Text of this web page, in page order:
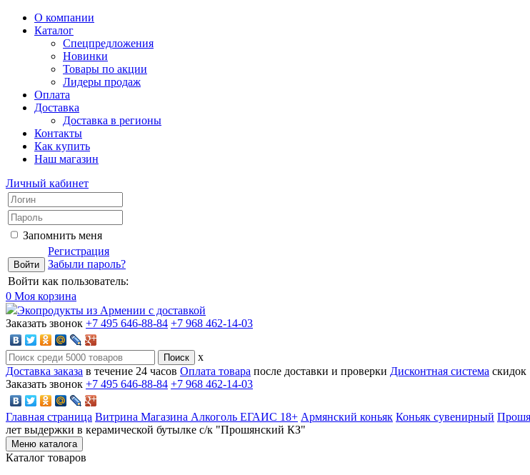
О компании
Каталог
Спецпредложения
Новинки
Товары по акции
Лидеры продаж
Оплата
Доставка
Доставка в регионы
Контакты
Как купить
Наш магазин
Личный кабинет
Запомнить меня
Регистрация
Забыли пароль?
Войти как пользователь:
0 Моя корзина
Экопродукты из Армении с доставкой
Заказать звонок +7 495 646-88-84 +7 968 462-14-03
x
Доставка заказа в течение 24 часов Оплата товара после доставки и проверки Дисконтная система скидок
Заказать звонок +7 495 646-88-84 +7 968 462-14-03
Главная страница Витрина Магазина Алкоголь ЕГАИС 18+ Армянский коньяк Коньяк сувенирный
лет выдержки в керамической бутылке с/к "Прошянский КЗ"
Меню каталога
Каталог товаров